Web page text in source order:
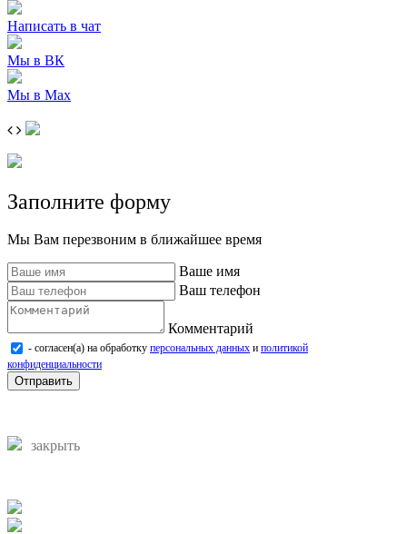
Написать в чат
Мы в ВК
Мы в Max
Заполните форму
Мы Вам перезвоним в ближайшее время
Ваше имя
Ваш телефон
Комментарий
- согласен(а) на обработку персональных данных и политикой
конфиденциальности
Отправить
закрыть